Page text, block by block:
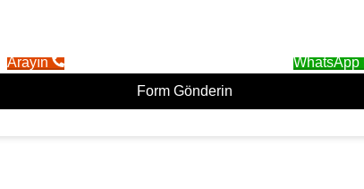
Arayın
WhatsApp
Form Gönderin